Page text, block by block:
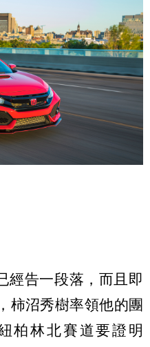
經告一段落，而且即
柿沼秀樹率領他的團
柏林北賽道要證明